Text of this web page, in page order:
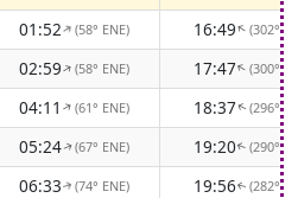
01:52↑(58° ENE) 16:49↑(302°
02:59↑(58° ENE) 17:47↑(300°
04:11 ↑(61° ENE) 18:37↑(296°
05:24↑(67° ENE) 19:20↑(290°
06:33↑(74° ENE) 19:56↑(282°